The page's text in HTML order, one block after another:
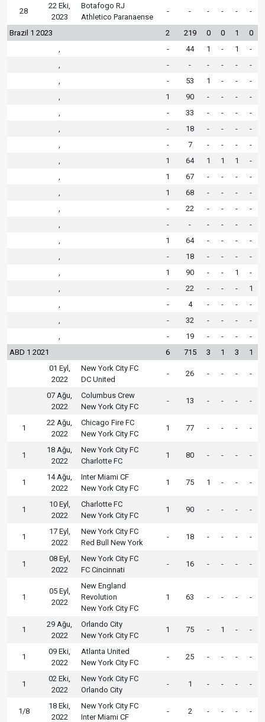
28
22 Eki,
2023
Botafogo RJ
Athletico Paranaense
- - - - - -
Brazil 1 2023 2 219 0 0 1
0
- 44 1 - 1
-
- - - - -
-
- 53 1 - -
-
1 90 - - -
-
- 33 - - -
-
- 18 - - -
-
- 7 - - -
-
1 64 1 1 1
-
1 67 - - -
-
1 68 - - -
-
- 22 - - -
-
- - - - -
-
1 64 - - -
-
- 18 - - -
-
1 90 - - 1
-
- 22 - - -
1
- 4 - - -
-
- 32 - - -
-
- 19 - - -
-
ABD 1 2021
6 715 3 1 3
1
01 Eyl,
2022
New York City FC
DC United
- 26 - - - -
07 Ağu,
2022
Columbus Crew
New York City FC
- 13 - - - -
1
22 Ağu,
2022
Chicago Fire FC
New York City FC
1 77 - - - -
1
18 Ağu,
2022
New York City FC
Charlotte FC
1 80 - - - -
1
14 Ağu,
2022
Inter Miami CF
New York City FC
1 75 1 - - -
1
10 Eyl,
2022
Charlotte FC
New York City FC
1 90 - - - -
1
17 Eyl,
2022
New York City FC
Red Bull New York
- 18 - - - -
1
08 Eyl,
2022
New York City FC
FC Cincinnati
- 16 - - - -
1
05 Eyl,
2022
New England
Revolution
New York City FC
1 63 - - - -
1
29 Ağu,
2022
Orlando City
New York City FC
1 75 - 1 - -
1
09 Eki,
2022
Atlanta United
New York City FC
- 25 - - - -
1
02 Eki,
2022
New York City FC
Orlando City
- 1 - - - -
1/8
18 Eki,
2022
New York City FC
Inter Miami CF
- 2 - - - -